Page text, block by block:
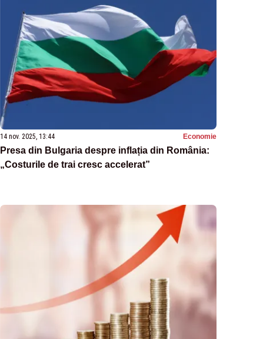
14 nov. 2025, 13:44 Economie
Presa din Bulgaria despre inflația din România:
„Costurile de trai cresc accelerat”